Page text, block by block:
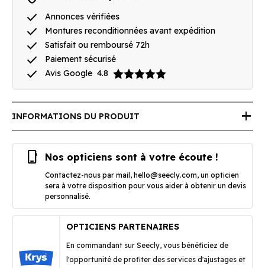
done Annonces vérifiées
done Montures reconditionnées avant expédition
done Satisfait ou remboursé 72h
done Paiement sécurisé
done Avis Google 4.8
INFORMATIONS DU PRODUIT add
phone_iphone Nos opticiens sont à votre écoute !
Contactez-nous par mail, hello@seecly.com, un opticien
sera à votre disposition pour vous aider à obtenir un devis
personnalisé.
OPTICIENS PARTENAIRES
En commandant sur Seecly, vous bénéficiez de
l'opportunité de profiter des services d'ajustages et